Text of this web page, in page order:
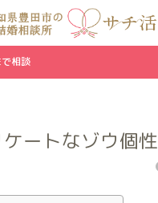
相談
ートなゾウ個性